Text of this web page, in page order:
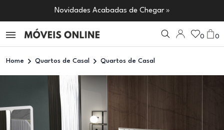
Novidades Acabadas de Chegar »
0 0
Home Quartos de Casal Quartos de Casal